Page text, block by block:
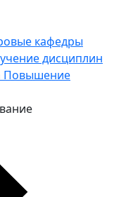
кафедры
дисциплин
Повышение